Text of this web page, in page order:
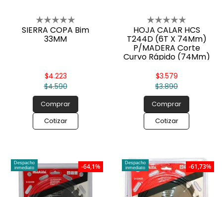
SIERRA COPA Bim
33MM
$4.590
$4.223
Comprar
Cotizar
HOJA CALAR HCS
T244D (6T X 74Mm)
P/MADERA Corte
Curvo Rápido (74Mm)
$3.890
$3.579
Comprar
Cotizar
Despacho
inmediato
-64,1%
Despacho
inmediato
-61,73%